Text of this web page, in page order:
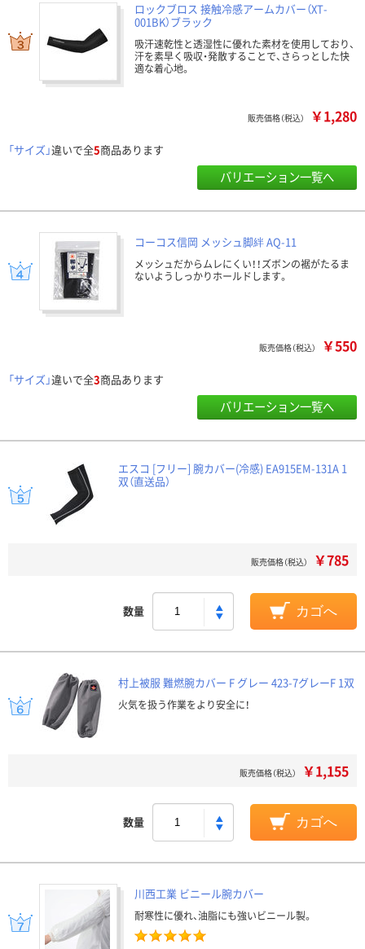
ロックブロス 接触冷感アームカバー（XT-
001BK）ブラック
吸汗速乾性と透湿性に優れた素材を使用しており、
汗を素早く吸収・発散することで、さらっとした快
適な着心地。
販売価格（税込） ￥1,280
「サイズ」違いで全5商品あります
バリエーション一覧へ
コーコス信岡 メッシュ脚絆 AQ-11
メッシュだからムレにくい！！ズボンの裾がたるま
ないようしっかりホールドします。
販売価格（税込） ￥550
「サイズ」違いで全3商品あります
バリエーション一覧へ
エスコ [フリー] 腕カバー(冷感) EA915EM-131A 1
双（直送品）
販売価格（税込） ￥785
数量 カゴへ
村上被服 難燃腕カバー F グレー 423-7グレーF 1双
火気を扱う作業をより安全に！
販売価格（税込） ￥1,155
数量 カゴへ
川西工業 ビニール腕カバー
耐寒性に優れ、油脂にも強いビニール製。